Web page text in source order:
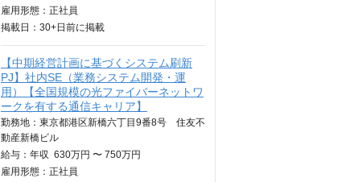
雇用形態：正社員
掲載日： 30+日 前に掲載
【中期経営計画に基づくシステム刷新
PJ】社内SE（業務システム開発・運
用）【全国規模の光ファイバーネットワ
ークを有する通信キャリア】
勤務地：東京都港区新橋六丁目9番8号 住友不
動産新橋ビル
給与： 年収 630万円 〜 750万円
雇用形態：正社員